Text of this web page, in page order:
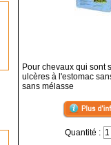
Pour chevaux qui sont
ulcères à l'estomac
sans mélasse
Quantité :